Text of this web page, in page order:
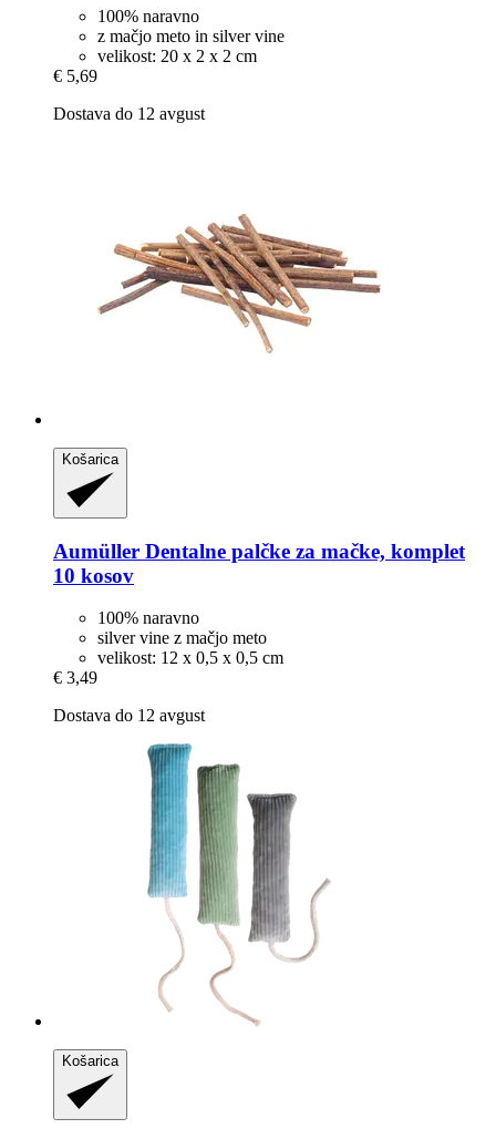
100% naravno
z mačjo meto in silver vine
velikost: 20 x 2 x 2 cm
€ 5,69
Dostava do 12 avgust
Košarica
Aumüller Dentalne palčke za mačke, komplet
10 kosov
100% naravno
silver vine z mačjo meto
velikost: 12 x 0,5 x 0,5 cm
€ 3,49
Dostava do 12 avgust
Košarica